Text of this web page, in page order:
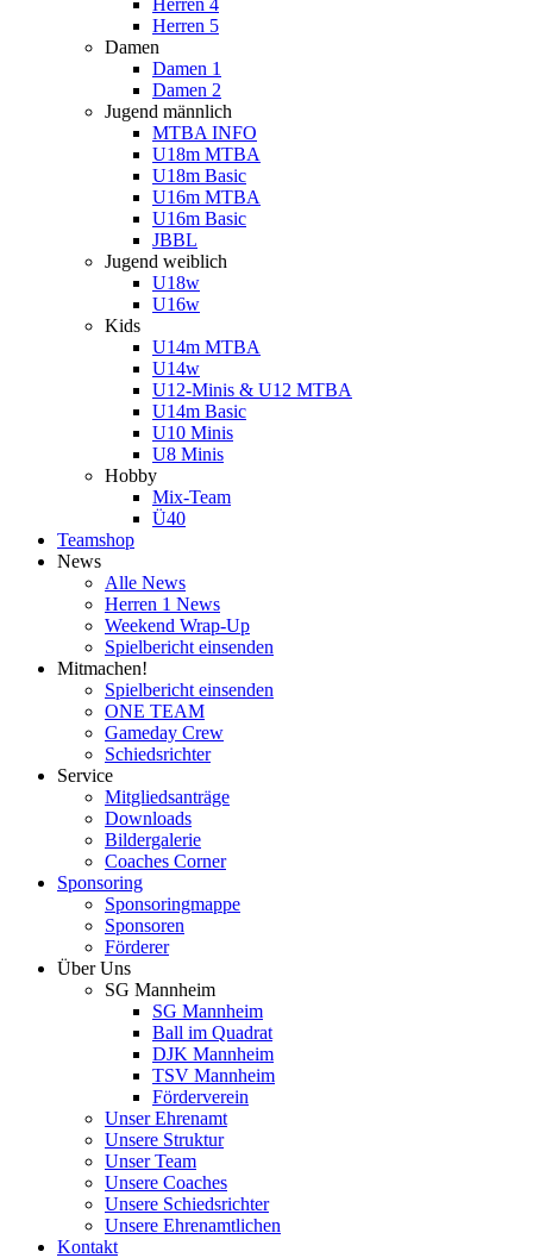
Herren 4
Herren 5
Damen
Damen 1
Damen 2
Jugend männlich
MTBA INFO
U18m MTBA
U18m Basic
U16m MTBA
U16m Basic
JBBL
Jugend weiblich
U18w
U16w
Kids
U14m MTBA
U14w
U12-Minis & U12 MTBA
U14m Basic
U10 Minis
U8 Minis
Hobby
Mix-Team
Ü40
Teamshop
News
Alle News
Herren 1 News
Weekend Wrap-Up
Spielbericht einsenden
Mitmachen!
Spielbericht einsenden
ONE TEAM
Gameday Crew
Schiedsrichter
Service
Mitgliedsanträge
Downloads
Bildergalerie
Coaches Corner
Sponsoring
Sponsoringmappe
Sponsoren
Förderer
Über Uns
SG Mannheim
SG Mannheim
Ball im Quadrat
DJK Mannheim
TSV Mannheim
Förderverein
Unser Ehrenamt
Unsere Struktur
Unser Team
Unsere Coaches
Unsere Schiedsrichter
Unsere Ehrenamtlichen
Kontakt